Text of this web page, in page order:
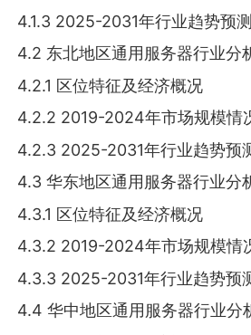
4.1.3 2025-2031年行业趋势预
4.2 东北地区通用服务器行业分
4.2.1 区位特征及经济概况
4.2.2 2019-2024年市场规模情
4.2.3 2025-2031年行业趋势预
4.3 华东地区通用服务器行业分
4.3.1 区位特征及经济概况
4.3.2 2019-2024年市场规模情
4.3.3 2025-2031年行业趋势预
4.4 华中地区通用服务器行业分